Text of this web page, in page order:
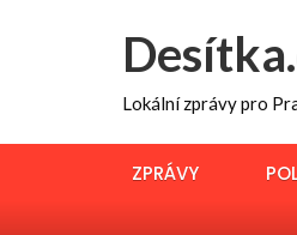
Lokální zprávy pro
ZPRÁVY